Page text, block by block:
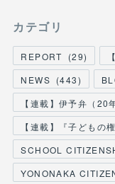
カテゴリ
REPORT (29)
NEWS (443)
【連載】伊予弁（20
【連載】『子どもの
SCHOOL
YONONAKA